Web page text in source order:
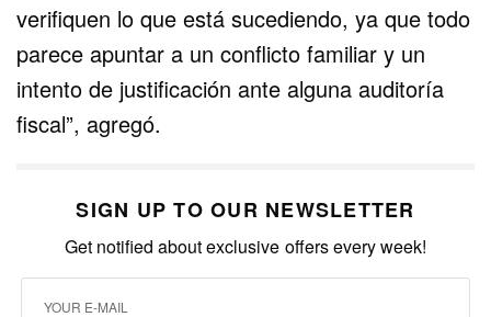
verifiquen lo que está sucediendo, ya que todo
parece apuntar a un conflicto familiar y un
intento de justificación ante alguna auditoría
fiscal”, agregó.
SIGN UP TO OUR NEWSLETTER
Get notified about exclusive offers every week!